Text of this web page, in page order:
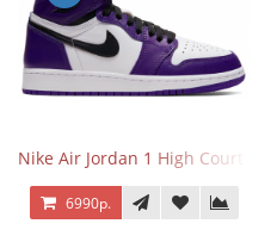
Nike Air Jordan 1 High Court
6990р.